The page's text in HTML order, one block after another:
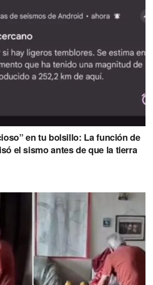
esa felicidad desinteresada
en adultos.
mejor etapa de su vida y no lo sabe.
futuro tendrá una historia de triunfos e
bonita.
feliz a lado de su mejor
en tu bolsillo: La función de
el sismo antes de que la tierra